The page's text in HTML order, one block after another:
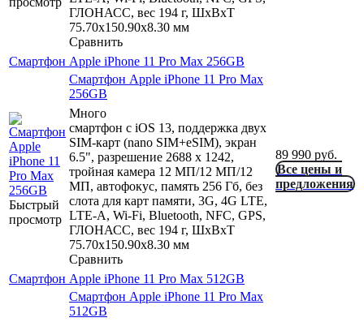
ГЛОНАСС, вес 194 г, ШxВxТ
75.70x150.90x8.30 мм
Сравнить
Смартфон Apple iPhone 11 Pro Max 256GB
Быстрый
просмотр
Смартфон Apple iPhone 11 Pro Max
256GB
Много
смартфон с iOS 13, поддержка двух
SIM-карт (nano SIM+eSIM), экран
6.5", разрешение 2688 x 1242,
тройная камера 12 МП/12 МП/12
МП, автофокус, память 256 Гб, без
слота для карт памяти, 3G, 4G LTE,
LTE-A, Wi-Fi, Bluetooth, NFC, GPS,
ГЛОНАСС, вес 194 г, ШxВxТ
75.70x150.90x8.30 мм
Сравнить
89 990 руб.
Все цены и
предложения
Смартфон Apple iPhone 11 Pro Max 512GB
Смартфон Apple iPhone 11 Pro Max
512GB